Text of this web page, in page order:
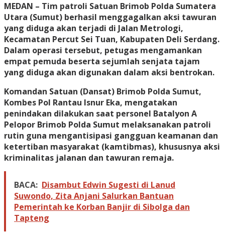
MEDAN – Tim patroli Satuan Brimob Polda Sumatera
Utara (Sumut) berhasil menggagalkan aksi tawuran
yang diduga akan terjadi di Jalan Metrologi,
Kecamatan Percut Sei Tuan, Kabupaten Deli Serdang.
Dalam operasi tersebut, petugas mengamankan
empat pemuda beserta sejumlah senjata tajam
yang diduga akan digunakan dalam aksi bentrokan.
Komandan Satuan (Dansat) Brimob Polda Sumut,
Kombes Pol Rantau Isnur Eka, mengatakan
penindakan dilakukan saat personel Batalyon A
Pelopor Brimob Polda Sumut melaksanakan patroli
rutin guna mengantisipasi gangguan keamanan dan
ketertiban masyarakat (kamtibmas), khususnya aksi
kriminalitas jalanan dan tawuran remaja.
BACA: Disambut Edwin Sugesti di Lanud
Suwondo, Zita Anjani Salurkan Bantuan
Pemerintah ke Korban Banjir di Sibolga dan
Tapteng